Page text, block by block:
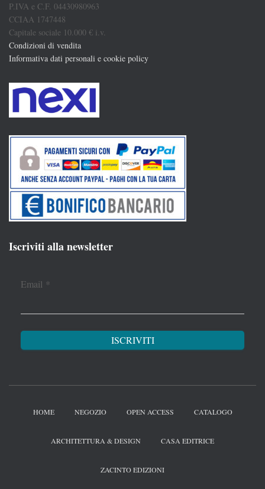
P.IVA e C.F. 04430980963
CCIAA 1747448
Capitale sociale 10.000 € i.v.
Condizioni di vendita
Informativa dati personali e cookie policy
Iscriviti alla newsletter
Email *
HOME NEGOZIO OPEN ACCESS CATALOGO
ARCHITETTURA & DESIGN CASA EDITRICE
ZACINTO EDIZIONI